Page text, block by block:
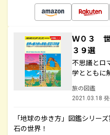
Ｗ０３ 世
３９選
不思議とロ
学とともに
旅の図鑑
2021.03.18
「地球の歩き方」図鑑シリー
石の世界！